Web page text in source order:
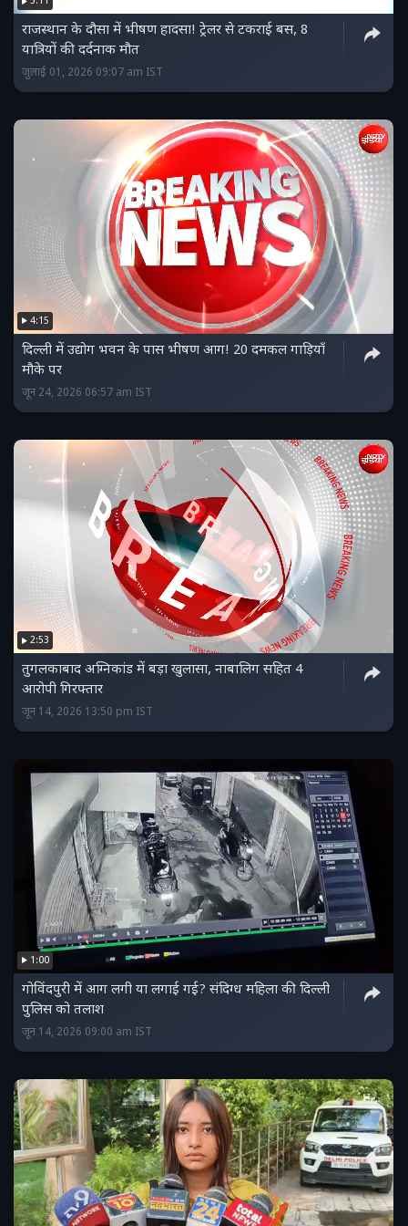
राजस्थान के दौसा में भीषण हादसा! ट्रेलर से टकराई बस, 8
यात्रियों की दर्दनाक मौत
जुलाई 01, 2026 09:07 am IST
4:15
दिल्ली में उद्योग भवन के पास भीषण आग! 20 दमकल गाड़ियाँ
मौके पर
जून 24, 2026 06:57 am IST
2:53
तुगलकाबाद अग्निकांड में बड़ा खुलासा, नाबालिग सहित 4
आरोपी गिरफ्तार
जून 14, 2026 13:50 pm IST
1:00
गोविंदपुरी में आग लगी या लगाई गई? संदिग्ध महिला की दिल्ली
पुलिस को तलाश
जून 14, 2026 09:00 am IST